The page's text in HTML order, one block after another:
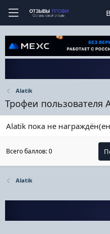
Alatik
Трофеи пользователя
Alatik пока не
Всего баллов: 0
Alatik